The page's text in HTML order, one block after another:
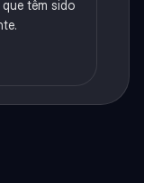
têm sido